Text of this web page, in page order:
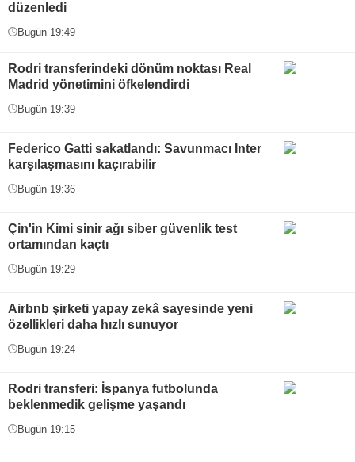
düzenledi
Bugün 19:49
Rodri transferindeki dönüm noktası Real
Madrid yönetimini öfkelendirdi
Bugün 19:39
Federico Gatti sakatlandı: Savunmacı Inter
karşılaşmasını kaçırabilir
Bugün 19:36
Çin'in Kimi sinir ağı siber güvenlik test
ortamından kaçtı
Bugün 19:29
Airbnb şirketi yapay zekâ sayesinde yeni
özellikleri daha hızlı sunuyor
Bugün 19:24
Rodri transferi: İspanya futbolunda
beklenmedik gelişme yaşandı
Bugün 19:15